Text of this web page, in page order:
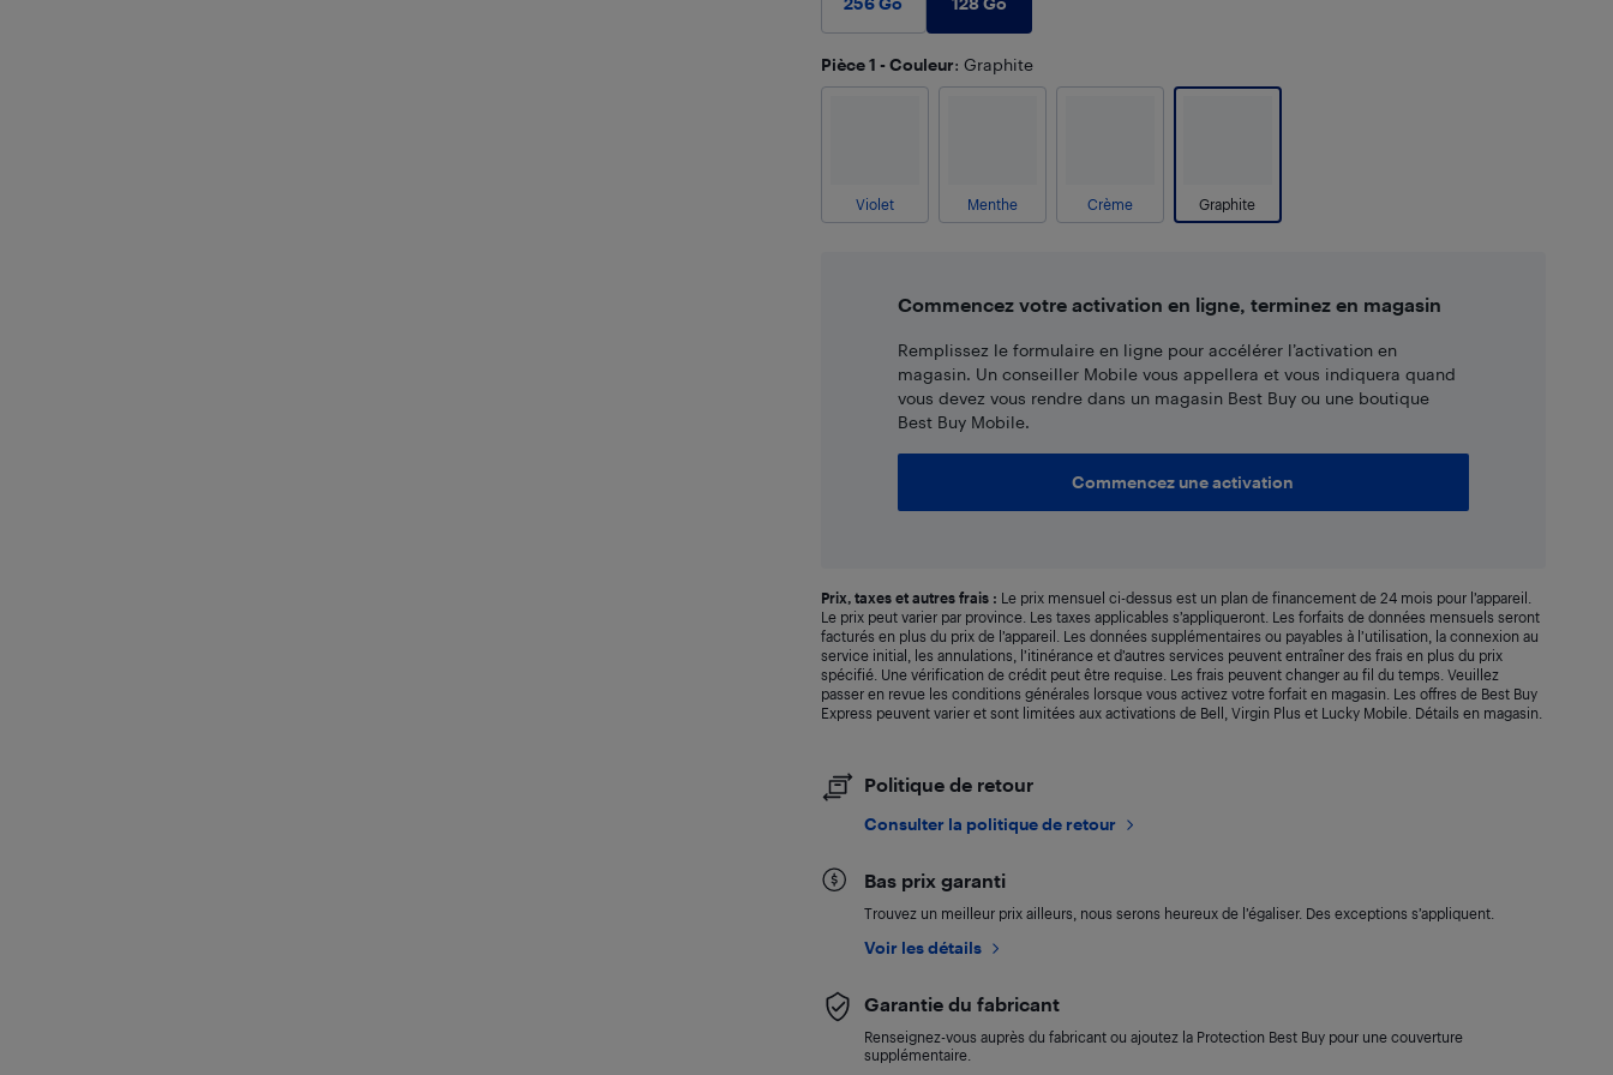
Pièce 1 - Couleur: Graphite
Violet Menthe Crème Graphite
Commencez votre activation en ligne, terminez en magasin
Remplissez le formulaire en ligne pour accélérer l’activation en
magasin. Un conseiller Mobile vous appellera et vous indiquera quand
vous devez vous rendre dans un magasin Best Buy ou une boutique
Best Buy Mobile.
Commencez une activation
Prix, taxes et autres frais : Le prix mensuel ci-dessus est un plan de financement de 24 mois pour l’appareil.
Le prix peut varier par province. Les taxes applicables s’appliqueront. Les forfaits de données mensuels seront
facturés en plus du prix de l’appareil. Les données supplémentaires ou payables à l’utilisation, la connexion au
service initial, les annulations, l’itinérance et d’autres services peuvent entraîner des frais en plus du prix
spécifié. Une vérification de crédit peut être requise. Les frais peuvent changer au fil du temps. Veuillez
passer en revue les conditions générales lorsque vous activez votre forfait en magasin. Les offres de Best Buy
Express peuvent varier et sont limitées aux activations de Bell, Virgin Plus et Lucky Mobile. Détails en magasin.
Politique de retour
Consulter la politique de retour
Bas prix garanti
Trouvez un meilleur prix ailleurs, nous serons heureux de l’égaliser. Des exceptions s’appliquent.
Voir les détails
Garantie du fabricant
Renseignez-vous auprès du fabricant ou ajoutez la Protection Best Buy pour une couverture
supplémentaire.